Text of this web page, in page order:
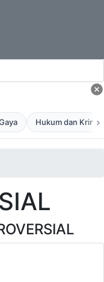
Hukum dan ›